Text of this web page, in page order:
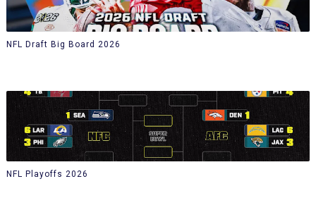
NFL Draft Big Board 2026
NFL Playoffs 2026